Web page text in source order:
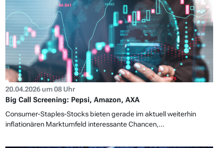
20.04.2026 um 08 Uhr
Big Call Screening: Pepsi, Amazon, AXA
Consumer-Staples-Stocks bieten gerade im aktuell weiterhin
inflationären Marktumfeld interessante Chancen,...